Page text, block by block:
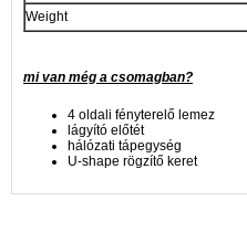
Weight
mi van még a csomagban?
4 oldali fényterelő lemez
lágyító előtét
hálózati tápegység
U-shape rögzítő keret